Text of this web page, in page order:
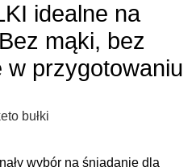
idealne na
mąki, bez
w przygotowaniu
wybór na śniadanie dla